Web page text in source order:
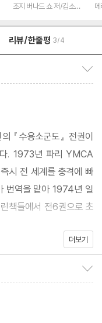
조지 버나드 쇼 저/김소임
리뷰/한줄평 3/4
『수용소군도』 전권이
다. 1973년 파리 YMCA
시 전 세계를 충격에 빠
번역을 맡아 1974년 일
책들에서 전6권으로 초
구판을 복각하지 않고 3
을 한 바 있다. 이번 세
더보기